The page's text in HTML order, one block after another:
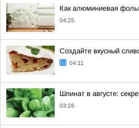
Как алюминиевая
04:25
Создайте вкусный
04:11
Шпинат в августе:
03:26